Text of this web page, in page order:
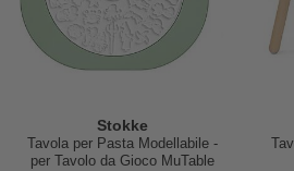
Stokke
Tavola per Pasta Modellabile -
per Tavolo da Gioco MuTable